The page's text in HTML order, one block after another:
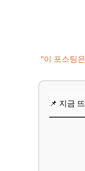
Q. 사람이 많을 때
Q. 찍은 사진 용량
Q. 비 오는 날, 흐
Q. 사진에 대한 재
"이 포스팅
📌 지금